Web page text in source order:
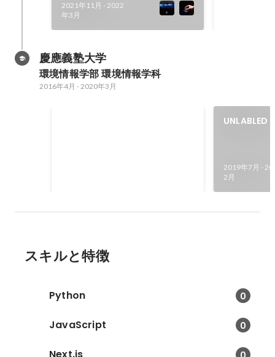
2021年11月 -2022
年3月
慶應義塾大学
環境情報学部 環境情報学科
2016年4月 -2020年3月
2019年7月 -
2月
スキルと特徴
Python 0
JavaScript 0